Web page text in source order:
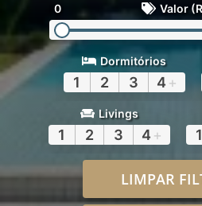
0 Valor
Dormitórios
1 2 3 4 +
Livings
1 2 3 4 + 1
LIMPAR